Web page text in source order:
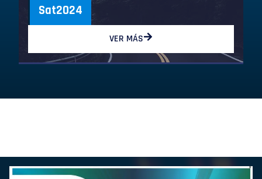
Sat2024
VER MÁS